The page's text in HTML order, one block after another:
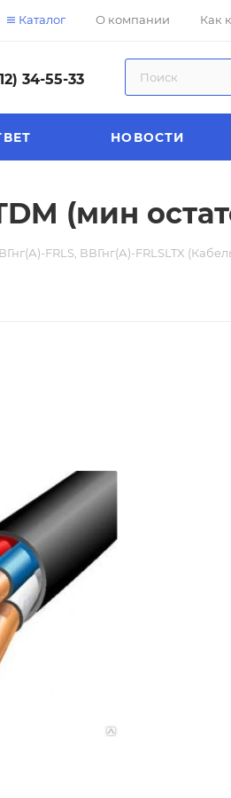
Каталог О компании Как
34-55-33
НОВОСТИ
(мин
FRLS, ВВГнг(А)-FRLSLTX